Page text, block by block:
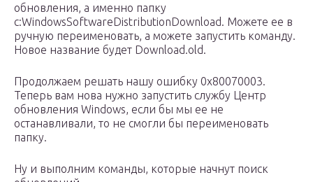
обновления, а именно папку
c:WindowsSoftwareDistributionDownload. Можете ее в
ручную переименовать, а можете запустить команду.
Новое название будет Download.old.
Продолжаем решать нашу ошибку 0x80070003.
Теперь вам нова нужно запустить службу Центр
обновления Windows, если бы мы ее не
останавливали, то не смогли бы переименовать
папку.
Ну и выполним команды, которые начнут поиск